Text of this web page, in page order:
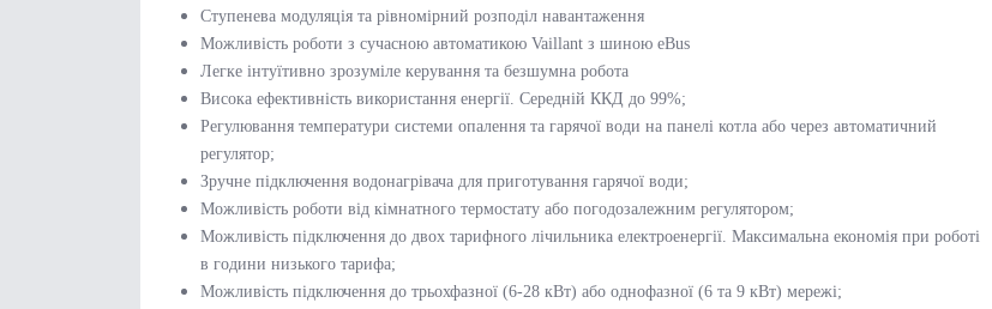
Ступенева модуляція та рівномірний розподіл навантаження
Можливість роботи з сучасною автоматикою Vaillant з шиною eBus
Легке інтуїтивно зрозуміле керування та безшумна робота
Висока ефективність використання енергії. Середній ККД до 99%;
Регулювання температури системи опалення та гарячої води на панелі котла або через автоматичний
регулятор;
Зручне підключення водонагрівача для приготування гарячої води;
Можливість роботи від кімнатного термостату або погодозалежним регулятором;
Можливість підключення до двох тарифного лічильника електроенергії. Максимальна економія при роботі
в години низького тарифа;
Можливість підключення до трьохфазної (6-28 кВт) або однофазної (6 та 9 кВт) мережі;